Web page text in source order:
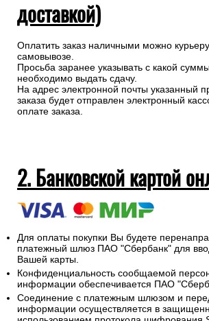
доставкой)
Оплатить заказ наличными можно
самовывозе.
Просьба заранее указывать с какой
необходимо выдать сдачу.
На адрес электронной почты указанный
заказа будет отправлен электронный
оплате заказа.
2. Банковской картой
Для оплаты покупки Вы будете
платежный шлюз ПАО "Сбербанк" для
Вашей карты.
Конфиденциальность сообщаемой
информации обеспечивается ПАО
Соединение с платежным шлюзом и
информации осуществляется в